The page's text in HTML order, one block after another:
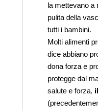
la mettevano a
pulita della
tutti i bambini.
Molti alimenti
dice abbiano
dona forza e
protegge dal
salute e forza,